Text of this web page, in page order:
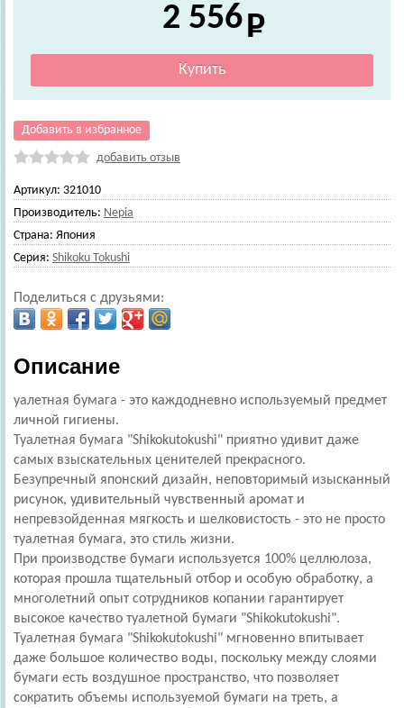
2 556
Добавить в избранное
добавить отзыв
Артикул: 321010
Производитель: Nepia
Страна: Япония
Серия: Shikoku Tokushi
Поделиться с друзьями:
Описание
уалетная бумага - это каждодневно используемый предмет
личной гигиены.
Туалетная бумага "Shikokutokushi" приятно удивит даже
самых взыскательных ценителей прекрасного.
Безупречный японский дизайн, неповторимый изысканный
рисунок, удивительный чувственный аромат и
непревзойденная мягкость и шелковистость - это не просто
туалетная бумага, это стиль жизни.
При производстве бумаги используется 100% целлюлоза,
которая прошла тщательный отбор и особую обработку, а
многолетний опыт сотрудников копании гарантирует
высокое качество туалетной бумаги "Shikokutokushi".
Туалетная бумага "Shikokutokushi" мгновенно впитывает
даже большое количество воды, поскольку между слоями
бумаги есть воздушное пространство, что позволяет
сократить объемы используемой бумаги на треть, а